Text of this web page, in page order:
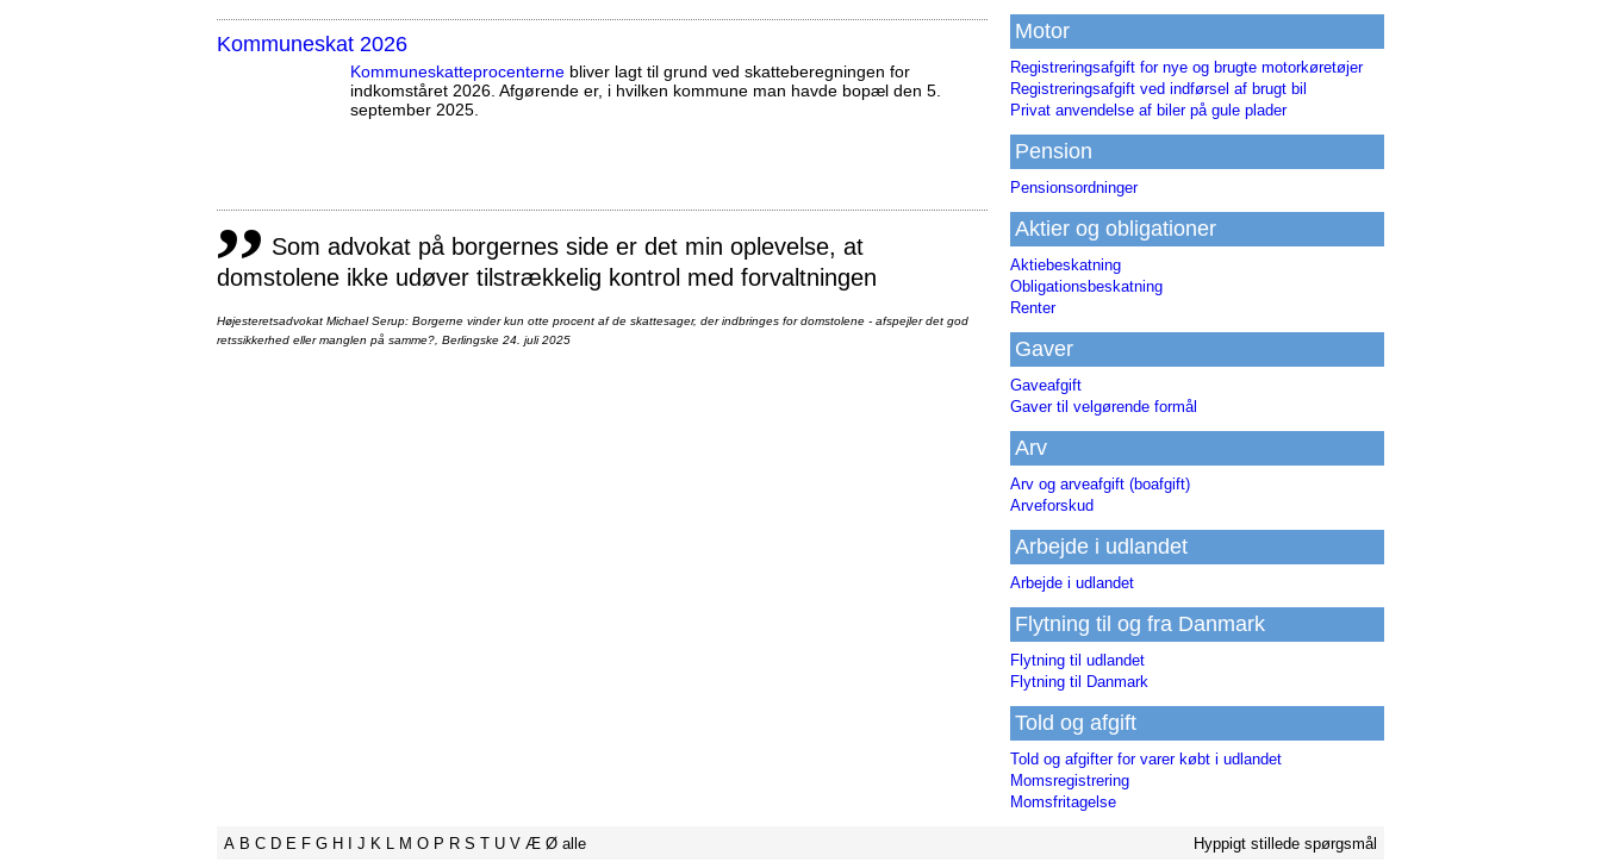
Kommuneskat 2026
Kommuneskatte­procenterne bliver lagt til grund ved skatteberegningen for
indkomståret 2026. Afgørende er, i hvilken kommune man havde bopæl den 5.
september 2025.
,, Som advokat på borgernes side er det min oplevelse, at
domstolene ikke udøver tilstrækkelig kontrol med forvaltningen
Højesteretsadvokat Michael Serup: Borgerne vinder kun otte procent af de skattesager, der indbringes for domstolene - afspejler det god
retssikkerhed eller manglen på samme?, Berlingske 24. juli 2025
Motor
Registreringsafgift for nye og brugte motorkøretøjer
Registreringsafgift ved indførsel af brugt bil
Privat anvendelse af biler på gule plader
Pension
Pensionsordninger
Aktier og obligationer
Aktiebeskatning
Obligationsbeskatning
Renter
Gaver
Gaveafgift
Gaver til velgørende formål
Arv
Arv og arveafgift (boafgift)
Arveforskud
Arbejde i udlandet
Arbejde i udlandet
Flytning til og fra Danmark
Flytning til udlandet
Flytning til Danmark
Told og afgift
Told og afgifter for varer købt i udlandet
Momsregistrering
Momsfritagelse
A B C D E F G H J K L M O P R S T U V Æ Ø alle Hyppigt stillede spørgsmål